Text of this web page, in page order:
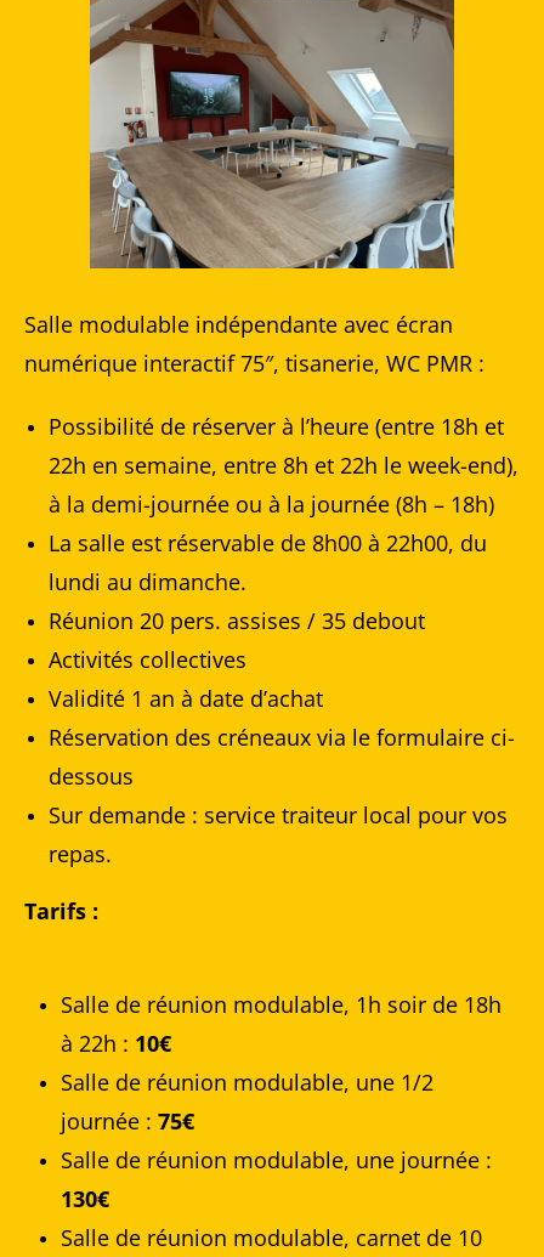
Salle modulable indépendante avec écran
numérique interactif 75″, tisanerie, WC PMR :
Possibilité de réserver à l’heure (entre 18h et
22h en semaine, entre 8h et 22h le week-end),
à la demi-journée ou à la journée (8h – 18h)
La salle est réservable de 8h00 à 22h00, du
lundi au dimanche.
Réunion 20 pers. assises / 35 debout
Activités collectives
Validité 1 an à date d’achat
Réservation des créneaux via le formulaire ci-
dessous
Sur demande : service traiteur local pour vos
repas.
Tarifs :
Salle de réunion modulable, 1h soir de 18h
à 22h : 10€
Salle de réunion modulable, une 1/2
journée : 75€
Salle de réunion modulable, une journée :
130€
Salle de réunion modulable, carnet de 10